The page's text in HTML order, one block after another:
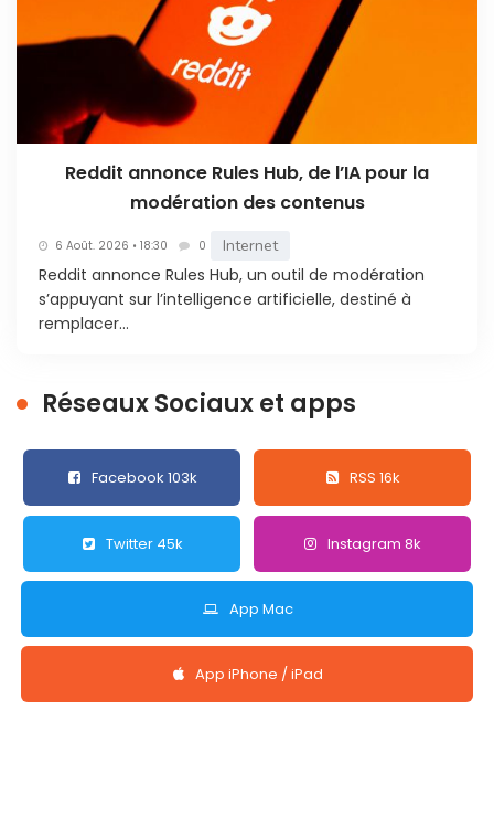
Reddit annonce Rules Hub, de l’IA pour la
modération des contenus
6 Août. 2026 • 18:30 0 Internet
Reddit annonce Rules Hub, un outil de modération
s’appuyant sur l’intelligence artificielle, destiné à
remplacer...
Réseaux Sociaux et apps
Facebook 103k RSS 16k
Twitter 45k Instagram 8k
App Mac
App iPhone / iPad